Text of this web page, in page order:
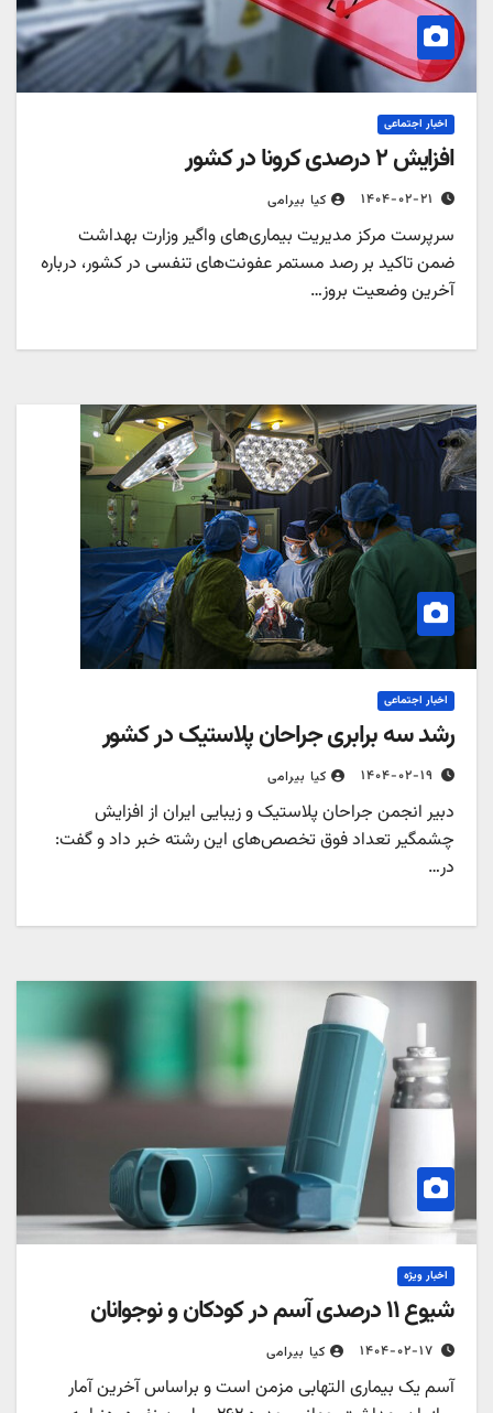
اخبار اجتماعی
افزایش ۲ درصدی کرونا در کشور
۱۴۰۴-۰۲-۲۱ کیا بیرامی
سرپرست مرکز مدیریت بیماری‌های واگیر وزارت بهداشت
ضمن تاکید بر رصد مستمر عفونت‌های تنفسی در کشور، درباره
آخرین وضعیت بروز…
اخبار اجتماعی
رشد سه برابری جراحان پلاستیک در کشور
۱۴۰۴-۰۲-۱۹ کیا بیرامی
دبیر انجمن جراحان پلاستیک و زیبایی ایران از افزایش
چشمگیر تعداد فوق تخصص‌های این رشته خبر داد و گفت:
در…
اخبار ویژه
شیوع ۱۱ درصدی آسم در کودکان و نوجوانان
۱۴۰۴-۰۲-۱۷ کیا بیرامی
آسم یک بیماری التهابی مزمن است و براساس آخرین آمار